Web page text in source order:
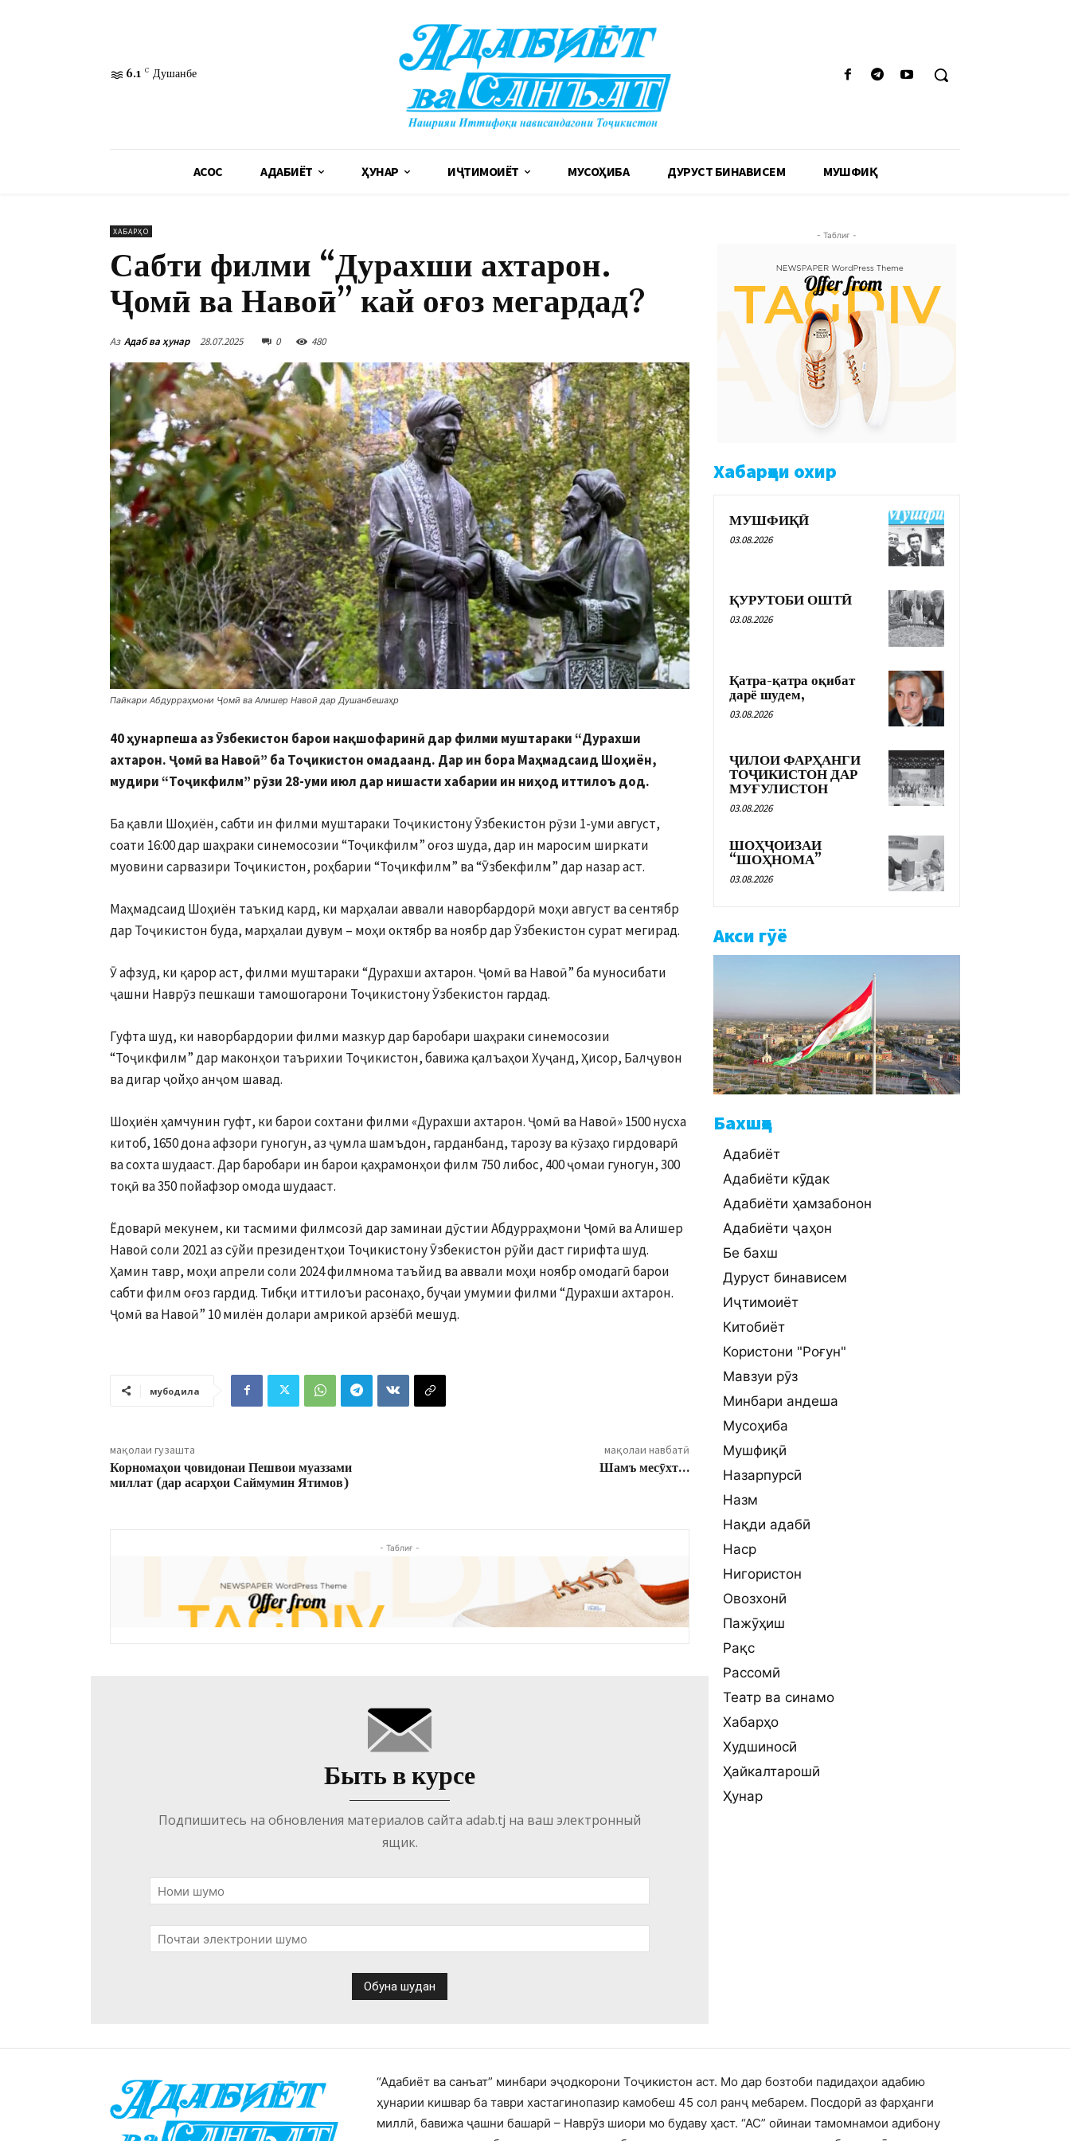
6.1 C Душанбе
АСОСӢ АДАБИЁТ ҲУНАР ИҶТИМОИЁТ МУСОҲИБА ДУРУСТ БИНАВИСЕМ МУШФИҚӢ
ХАБАРҲО
Сабти филми “Дурахши ахтарон.
Ҷомӣ ва Навоӣ” кай оғоз мегардад?
Аз Адаб ва ҳунар 28.07.2025 0 480
Пайкари Абдурраҳмони Ҷомӣ ва Алишер Навоӣ дар Душанбешаҳр
40 ҳунарпеша аз Ӯзбекистон барои нақшофаринӣ дар филми муштараки “Дурахши
ахтарон. Ҷомӣ ва Навоӣ” ба Тоҷикистон омадаанд. Дар ин бора Маҳмадсаид Шоҳиён,
мудири “Тоҷикфилм” рӯзи 28-уми июл дар нишасти хабарии ин ниҳод иттилоъ дод.
Ба қавли Шоҳиён, сабти ин филми муштараки Тоҷикистону Ӯзбекистон рӯзи 1-уми август,
соати 16:00 дар шаҳраки синемосозии “Тоҷикфилм” оғоз шуда, дар ин маросим ширкати
муовини сарвазири Тоҷикистон, роҳбарии “Тоҷикфилм” ва “Ӯзбекфилм” дар назар аст.
Маҳмадсаид Шоҳиён таъкид кард, ки марҳалаи аввали наворбардорӣ моҳи август ва сентябр
дар Тоҷикистон буда, марҳалаи дувум – моҳи октябр ва ноябр дар Ӯзбекистон сурат мегирад.
Ӯ афзуд, ки қарор аст, филми муштараки “Дурахши ахтарон. Ҷомӣ ва Навоӣ” ба муносибати
ҷашни Наврӯз пешкаши тамошогарони Тоҷикистону Ӯзбекистон гардад.
Гуфта шуд, ки наворбардории филми мазкур дар баробари шаҳраки синемосозии
“Тоҷикфилм” дар маконҳои таърихии Тоҷикистон, бавижа қалъаҳои Хуҷанд, Ҳисор, Балҷувон
ва дигар ҷойҳо анҷом шавад.
Шоҳиён ҳамчунин гуфт, ки барои сохтани филми «Дурахши ахтарон. Ҷомӣ ва Навоӣ» 1500 нусха
китоб, 1650 дона афзори гуногун, аз ҷумла шамъдон, гарданбанд, тарозу ва кӯзаҳо гирдоварӣ
ва сохта шудааст. Дар баробари ин барои қаҳрамонҳои филм 750 либос, 400 ҷомаи гуногун, 300
тоқӣ ва 350 пойафзор омода шудааст.
Ёдоварӣ мекунем, ки тасмими филмсозӣ дар заминаи дӯстии Абдурраҳмони Ҷомӣ ва Алишер
Навоӣ соли 2021 аз сӯйи президентҳои Тоҷикистону Ӯзбекистон рӯйи даст гирифта шуд.
Ҳамин тавр, моҳи апрели соли 2024 филмнома таъйид ва аввали моҳи ноябр омодагӣ барои
сабти филм оғоз гардид. Тибқи иттилоъи расонаҳо, буҷаи умумии филми “Дурахши ахтарон.
Ҷомӣ ва Навоӣ” 10 милён долари амрикоӣ арзёбӣ мешуд.
мубодила
мақолаи гузашта
Корномаҳои ҷовидонаи Пешвои муаззами
миллат (дар асарҳои Саймумин Ятимов)
мақолаи навбатӣ
Шамъ месӯхт…
- Таблиғ -
Быть в курсе
Подпишитесь на обновления материалов сайта adab.tj на ваш электронный
ящик.
- Таблиғ -
Хабарҳои охир
МУШФИҚӢ
03.08.2026
ҚУРУТОБИ ОШТӢ
03.08.2026
Қатра-қатра оқибат
дарё шудем,
03.08.2026
ҶИЛОИ ФАРҲАНГИ
ТОҶИКИСТОН ДАР
МУҒУЛИСТОН
03.08.2026
ШОҲҶОИЗАИ
“ШОҲНОМА”
03.08.2026
Акси гӯё
Бахшҳо
Адабиёт
Адабиёти кӯдак
Адабиёти ҳамзабонон
Адабиёти ҷаҳон
Бе бахш
Дуруст бинависем
Иҷтимоиёт
Китобиёт
Користони "Роғун"
Мавзуи рӯз
Минбари андеша
Мусоҳиба
Мушфиқӣ
Назарпурсӣ
Назм
Нақди адабӣ
Наср
Нигористон
Овозхонӣ
Пажӯҳиш
Рақс
Рассомӣ
Театр ва синамо
Хабарҳо
Худшиносӣ
Ҳайкалтарошӣ
Ҳунар
“Адабиёт ва санъат” минбари эҷодкорони Тоҷикистон аст. Мо дар бозтоби падидаҳои адабию
ҳунарии кишвар ба таври хастагинопазир камобеш 45 сол ранҷ мебарем. Посдорӣ аз фарҳанги
миллӣ, бавижа ҷашни башарӣ – Наврӯз шиори мо будаву ҳаст. “АС” ойинаи тамомнамои адибону